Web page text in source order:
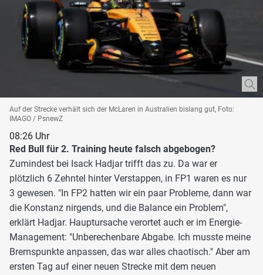
Auf der Strecke verhält sich der McLaren in Australien bislang gut, Foto:
IMAGO / PsnewZ
08:26 Uhr
Red Bull für 2. Training heute falsch abgebogen?
Zumindest bei Isack Hadjar trifft das zu. Da war er
plötzlich 6 Zehntel hinter Verstappen, in FP1 waren es nur
3 gewesen. "In FP2 hatten wir ein paar Probleme, dann war
die Konstanz nirgends, und die Balance ein Problem",
erklärt Hadjar. Hauptursache verortet auch er im Energie-
Management: "Unberechenbare Abgabe. Ich musste meine
Bremspunkte anpassen, das war alles chaotisch." Aber am
ersten Tag auf einer neuen Strecke mit dem neuen